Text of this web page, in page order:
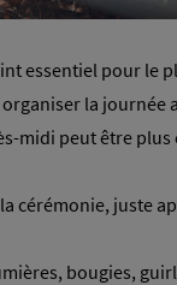
essentiel pour
la journée
midi peut être
cérémonie, juste
bougies,